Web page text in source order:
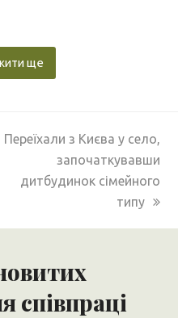
ще
next
Переїхали з Києва у село,
започаткувавши
дитбудинок сімейного
типу
співпраці